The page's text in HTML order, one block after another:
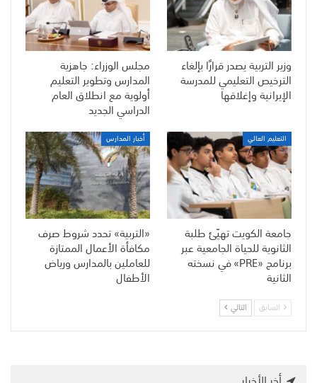
وزير التربية يصدر قرارًا بإلغاء
الترخيص التعليمي للمدرسة
الإيرانية وإغلاقها
مجلس الوزراء: جاهزية
المدارس وتطوير التعليم
أولوية مع انطلاق العام
الدراسي الجديد
التعليم العالي
جامعة الكويت تهيّئ طلبة
الثانوية للحياة الجامعية عبر
برنامج «PRE» في نسخته
الثانية
أخبار المدارس
«التربية» تحدد شروط صرف
مكافأة الأعمال الممتازة
للعاملين بالمدارس ورياض
الأطفال
السابق التالي